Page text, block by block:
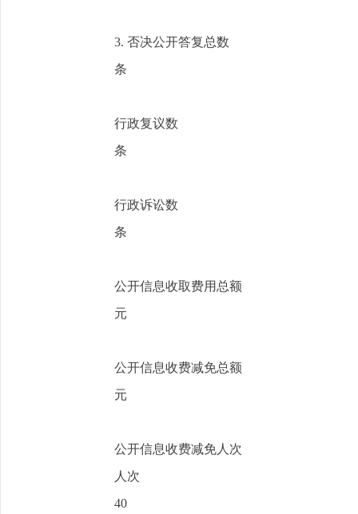
3. 否决公开答复总数
条
行政复议数
条
行政诉讼数
条
公开信息收取费用总额
元
公开信息收费减免总额
元
公开信息收费减免人次
人次
40